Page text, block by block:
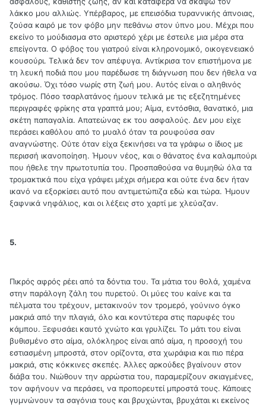
λάκκο μου αλλιώς. Υπέρβαρος, με επεισόδια τυραννικής άπνοιας,
ζούσα καιρό με τον φόβο μην πεθάνω στον ύπνο μου. Μέχρι που
εκείνο το μούδιασμα στο αριστερό χέρι με έστειλε μια μέρα στα
επείγοντα. Ο φόβος του γιατρού είναι κληρονομικό, οικογενειακό
κουσούρι. Τελικά δεν τον απέφυγα. Αντίκρισα τον επιστήμονα με
τη λευκή ποδιά που μου παρέδωσε τη διάγνωση που δεν ήθελα να
ακούσω. Όχι τόσο νωρίς στη ζωή μου. Αυτός είναι ο αληθινός
τρόμος. Πόσο τσαρλατάνος ήμουν τελικά με τις εξεζητημένες
περιγραφές φρίκης στα γραπτά μου; Αίμα, εντόσθια, θανατικό, μια
σκέτη παπαγαλία. Απατεώνας εκ του ασφαλούς. Δεν μου είχε
περάσει καθόλου από το μυαλό όταν τα ρουφούσα σαν
αναγνώστης. Ούτε όταν είχα ξεκινήσει να τα γράφω ο ίδιος με
περισσή ικανοποίηση. Ήμουν νέος, και ο θάνατος ένα καλαμπούρι
που ήθελε την πρωτοτυπία του. Προσπαθούσα να θυμηθώ όλα τα
τρομακτικά που είχα γράψει μέχρι σήμερα και ούτε ένα δεν ήταν
ικανό να εξορκίσει αυτό που αντιμετώπιζα εδώ και τώρα. Ήμουν
ξαφνικά νηφάλιος, και οι λέξεις στο χαρτί με χλεύαζαν.
5.
Πικρός αφρός ρέει από τα δόντια του. Τα μάτια του θολά, χαμένα
στην παράλογη ζάλη του πυρετού. Οι μύες του καίνε και τα
πέλματα του τρέχουν, μετακινούν τον τρομερό, γούνινο όγκο
μακριά από την πλαγιά, όλο και κοντύτερα στις παρυφές του
κάμπου. Ξεφυσάει καυτό χνώτο και γρυλίζει. Το μάτι του είναι
βυθισμένο στο αίμα, ολόκληρος είναι από αίμα, η προσοχή του
εστιασμένη μπροστά, στον ορίζοντα, στα χωράφια και πιο πέρα
μακριά, στις κόκκινες σκεπές. Άλλες αρκούδες βγαίνουν στον
διάβα του. Νιώθουν την αρρώστια του, παραμερίζουν σκιαγμένες,
τον αφήνουν να περάσει, να προπορευτεί μπροστά τους. Κάποιες
γυμνώνουν τα σαγόνια τους και βρυχώνται, βρυχάται κι εκείνος